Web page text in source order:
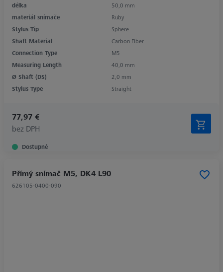
délka
50,0 mm
materiál snímače
Ruby
Stylus Tip
Sphere
Shaft Material
Carbon Fiber
Connection Type
M5
Measuring Length
40,0 mm
Ø Shaft (DS)
2,0 mm
Stylus Type
Straight
77,97 €
bez DPH
Dostupné
Přímý snímač M5, DK4 L90
626105-0400-090